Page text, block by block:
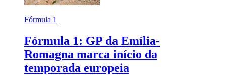
Fórmula 1
Fórmula 1: GP da Emília-
Romagna marca início da
temporada europeia